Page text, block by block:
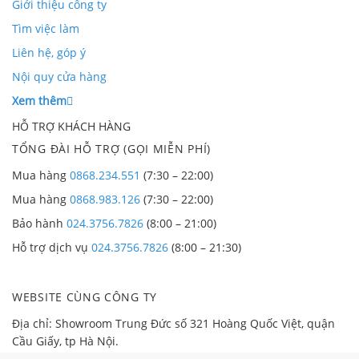
Giới thiệu công ty
Tìm việc làm
Liên hệ, góp ý
Nội quy cửa hàng
Xem thêm
HỖ TRỢ KHÁCH HÀNG
TỔNG ĐÀI HỖ TRỢ (GỌI MIỄN PHÍ)
Mua hàng 0868.234.551 (7:30 – 22:00)
Mua hàng 0868.983.126 (7:30 – 22:00)
Bảo hành 024.3756.7826 (8:00 – 21:00)
Hỗ trợ dịch vụ 024.3756.7826 (8:00 – 21:30)
WEBSITE CÙNG CÔNG TY
Địa chỉ: Showroom Trung Đức số 321 Hoàng Quốc Việt, quận
Cầu Giấy, tp Hà Nội.